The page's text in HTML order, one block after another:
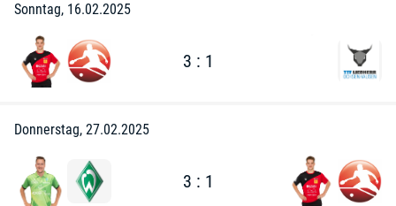
Sonntag, 16.02.2025
3 : 1
Donnerstag, 27.02.2025
3 : 1